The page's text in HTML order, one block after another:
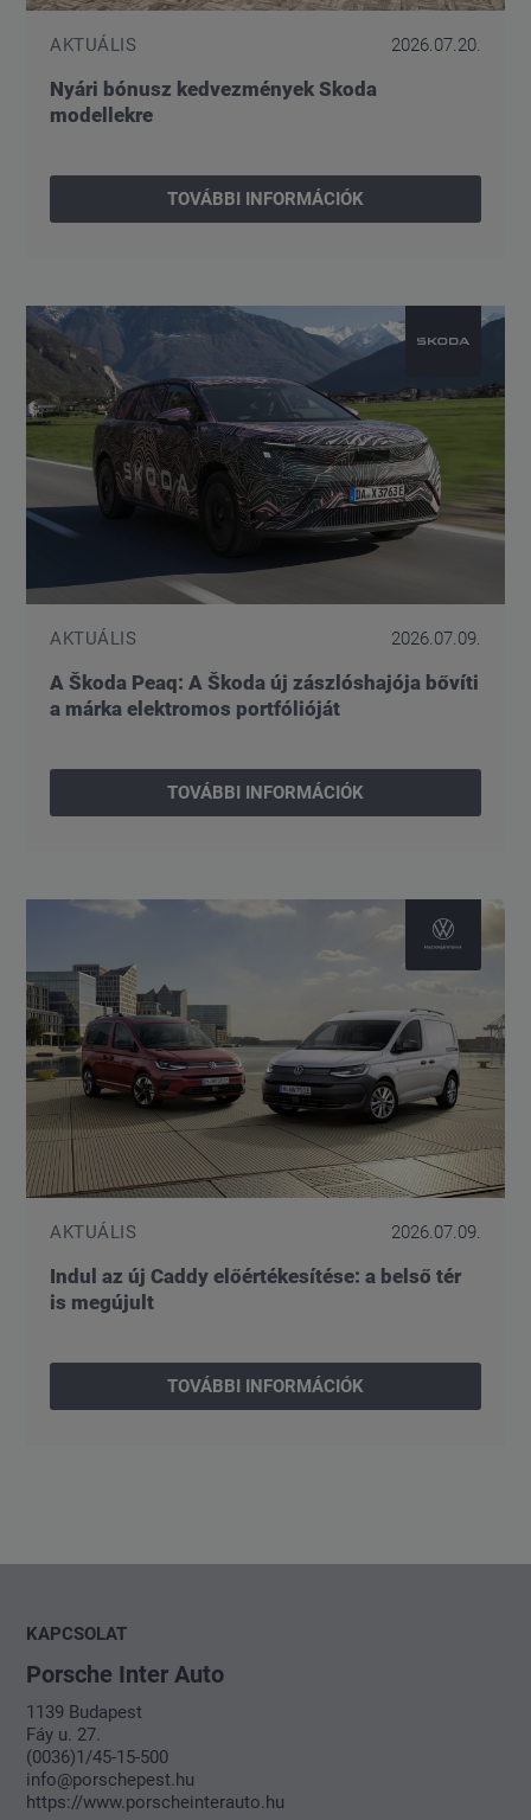
AKTUÁLIS 2026.07.20.
Nyári bónusz kedvezmények Skoda
modellekre
TOVÁBBI INFORMÁCIÓK
AKTUÁLIS 2026.07.09.
A Škoda Peaq: A Škoda új zászlóshajója bővíti
a márka elektromos portfólióját
TOVÁBBI INFORMÁCIÓK
AKTUÁLIS 2026.07.09.
Indul az új Caddy előértékesítése: a belső tér
is megújult
TOVÁBBI INFORMÁCIÓK
KAPCSOLAT
Porsche Inter Auto
1139 Budapest
Fáy u. 27.
(0036)1/45-15-500
info@porschepest.hu
https://www.porscheinterauto.hu